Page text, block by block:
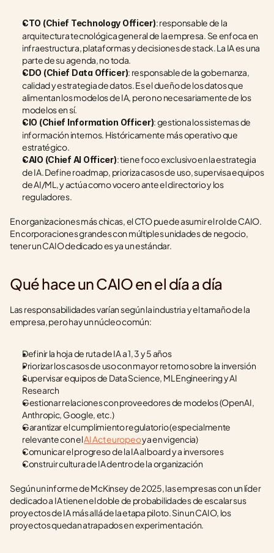
CTO (Chief Technology Officer): responsable de la
arquitectura tecnológica general de la empresa. Se enfoca en
infraestructura, plataformas y decisiones de stack. La IA es una
parte de su agenda, no toda.
CDO (Chief Data Officer): responsable de la gobernanza,
calidad y estrategia de datos. Es el dueño de los datos que
alimentan los modelos de IA, pero no necesariamente de los
modelos en sí.
CIO (Chief Information Officer): gestiona los sistemas de
información internos. Históricamente más operativo que
estratégico.
CAIO (Chief AI Officer): tiene foco exclusivo en la estrategia
de IA. Define roadmap, prioriza casos de uso, supervisa equipos
de AI/ML, y actúa como vocero ante el directorio y los
reguladores.
En organizaciones más chicas, el CTO puede asumir el rol de CAIO.
En corporaciones grandes con múltiples unidades de negocio,
tener un CAIO dedicado es ya un estándar.
Qué hace un CAIO en el día a día
Las responsabilidades varían según la industria y el tamaño de la
empresa, pero hay un núcleo común:
Definir la hoja de ruta de IA a 1, 3 y 5 años
Priorizar los casos de uso con mayor retorno sobre la inversión
Supervisar equipos de Data Science, ML Engineering y AI
Research
Gestionar relaciones con proveedores de modelos (OpenAI,
Anthropic, Google, etc.)
Garantizar el cumplimiento regulatorio (especialmente
relevante con el AI Act europeo ya en vigencia)
Comunicar el progreso de la IA al board y a inversores
Construir cultura de IA dentro de la organización
Según un informe de McKinsey de 2025, las empresas con un líder
dedicado a IA tienen el doble de probabilidades de escalar sus
proyectos de IA más allá de la etapa piloto. Sin un CAIO, los
proyectos quedan atrapados en experimentación.